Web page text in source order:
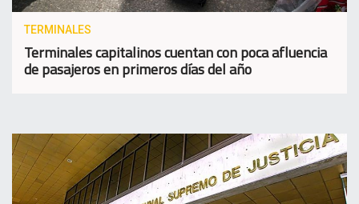
TERMINALES
Terminales capitalinos cuentan con poca afluencia
de pasajeros en primeros días del año